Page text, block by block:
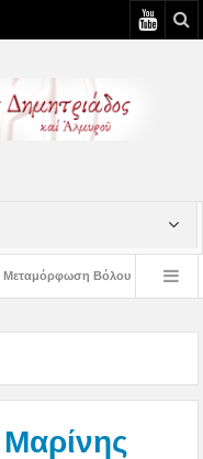
Επίσκεψη του Δ/ντού της Β/